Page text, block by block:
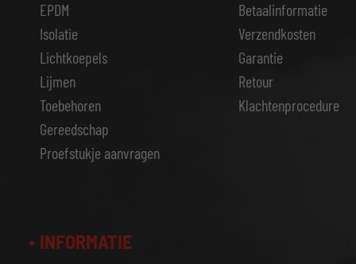
EPDM
Isolatie
Lichtkoepels
Lijmen
Toebehoren
Gereedschap
Proefstukje aanvragen
Betaalinformatie
Verzendkosten
Garantie
Retour
Klachtenprocedure
INFORMATIE